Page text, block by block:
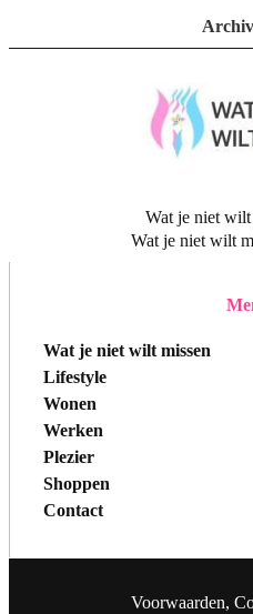
Wat je niet
Wat je niet wilt
Wat je niet wilt missen
Lifestyle
Wonen
Werken
Plezier
Shoppen
Contact
Voorwaarden,